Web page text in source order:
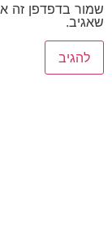
שמור בדפדפן זה
שאגיב.